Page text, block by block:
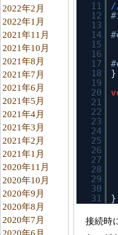
2022年2月
2022年1月
2021年11月
2021年10月
2021年8月
2021年7月
2021年6月
2021年5月
2021年4月
2021年3月
2021年2月
2021年1月
2020年11月
2020年10月
2020年9月
2020年8月
2020年7月
11
12
13
14
15
16
17
18
}
19
20
21
22
23
24
25
26
27
28
29
30
31
}
接続時